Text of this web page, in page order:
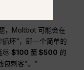
，Moltbot 可能会在
环”，即一个简单的
尽$100 至 $500 的
包刺客”。”